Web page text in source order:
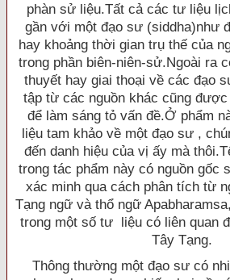
phàn sử liệu.Tất cả các tư liệu
gần với một đạo sư (siddha)như
hay khoảng thời gian trụ thế của
trong phần biên-niên-sử.Ngoài ra
thuyết hay giai thoại về các đạo
tập từ các nguồn khác cũng
để làm sáng tỏ vấn đề.Ở phẩm
liệu tam khảo về một đạo sư ,
đến danh hiệu của vị ấy mà
trong tác phẩm này có nguồn gốc
xác minh qua cách phân tích từ
Tạng ngữ và thổ ngữ
trong một số tư liệu có liên quan
Tây Tạng.
Thông thường một đạo sư có